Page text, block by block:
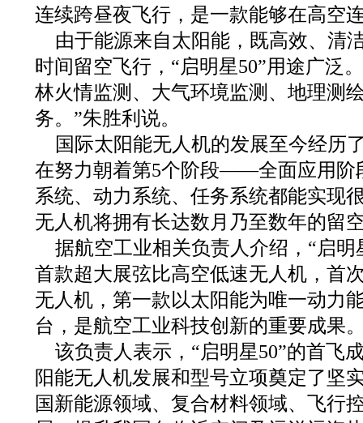
连续跨昼夜飞行，是一款能够在高空
由于能源来自太阳能，既高效、清
时间留空飞行，“启明星50”用途广泛
林火情监测、大气环境监测、地理测
务。”朱胜利说。
国际太阳能无人机的发展至今经历
在努力朝着第5个阶段——全面应用阶
系统、动力系统、任务系统都能实现
无人机将拥有长达数月乃至数年的留
据航空工业相关负责人介绍，“启明
首款超大展弦比高空低速无人机，首
无人机，第一款以太阳能为唯一动力
台，是航空工业科技创新的重要成果
该负责人表示，“启明星50”的首飞
阳能无人机发展和型号立项奠定了坚
国新能源领域、复合材料领域、飞行